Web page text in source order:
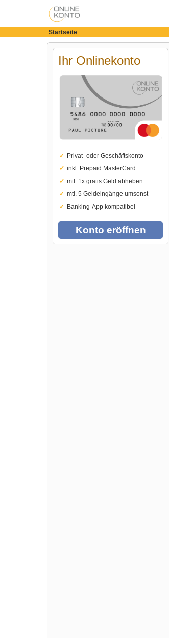
Startseite
Ihr Onlinekonto
Privat- oder Geschäftskonto
inkl. Prepaid MasterCard
mtl. 1x gratis Geld abheben
mtl. 5 Geldeingänge umsonst
Banking-App kompatibel
Konto eröffnen